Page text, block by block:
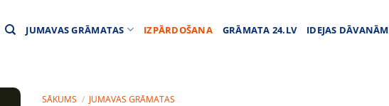
JUMAVAS GRĀMATAS IZPĀRDOŠANA GRĀMATA 24.LV IDEJAS DĀVANĀM
SĀKUMS / JUMAVAS GRĀMATAS